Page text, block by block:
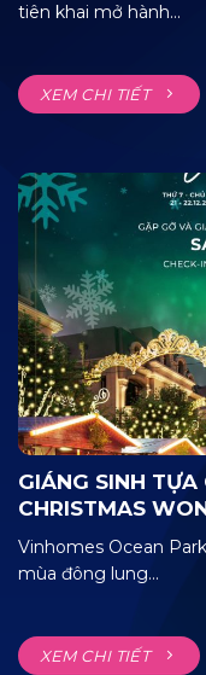
tiên khai mở hành...
XEM CHI TIẾT
GIÁNG SINH
CHRISTMAS
KINH ĐÔ ÁNH
Vinhomes Ocean
mùa đông lung...
XEM CHI TIẾT